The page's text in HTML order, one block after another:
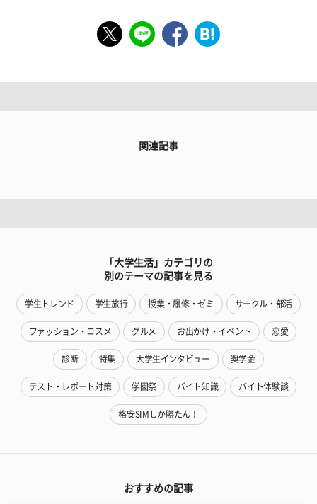
関連記事
「大学生活」カテゴリの
別のテーマの記事を見る
学生トレンド 学生旅行 授業・履修・ゼミ サークル・部活
ファッション・コスメ グルメ お出かけ・イベント 恋愛
診断 特集 大学生インタビュー 奨学金
テスト・レポート対策 学園祭 バイト知識 バイト体験談
格安SIMしか勝たん！
おすすめの記事